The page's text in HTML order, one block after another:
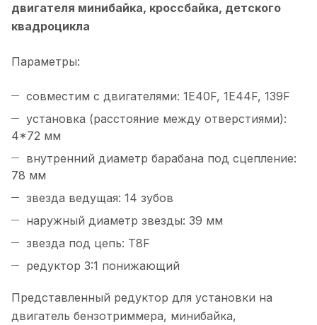
двигателя минибайка, кроссбайка, детского
квадроцикла
Параметры:
совместим с двигателями: 1E40F, 1E44F, 139F
установка (расстояние между отверстиями):
4*72 мм
внутренний диаметр барабана под сцепление:
78 мм
звезда ведущая: 14 зубов
наружный диаметр звезды: 39 мм
звезда под цепь: T8F
редуктор 3:1 понижающий
Представленный редуктор для установки на
двигатель бензотриммера, минибайка,